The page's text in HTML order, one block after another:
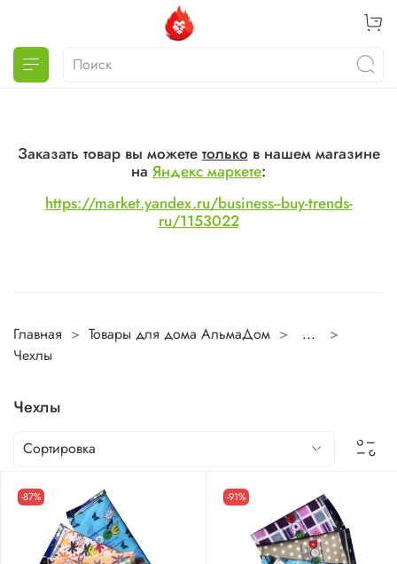
Заказать товар вы можете только в нашем магазине
на Яндекс маркете:
https://market.yandex.ru/business--buy-trends-
ru/1153022
Главная Товары для дома АльмаДом
...
Чехлы
Чехлы
-87% -91%